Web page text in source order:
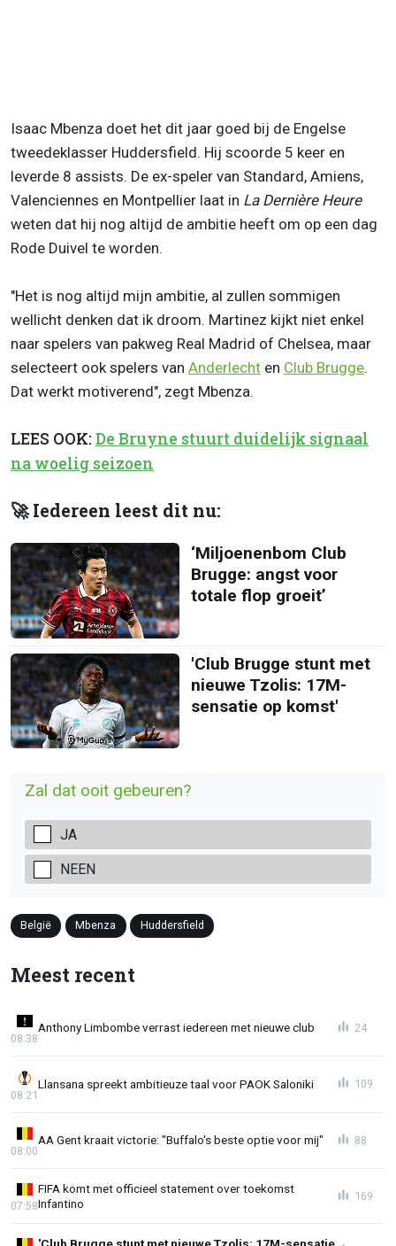
Isaac Mbenza doet het dit jaar goed bij de Engelse
tweedeklasser Huddersfield. Hij scoorde 5 keer en
leverde 8 assists. De ex-speler van Standard, Amiens,
Valenciennes en Montpellier laat in La Dernière Heure
weten dat hij nog altijd de ambitie heeft om op een dag
Rode Duivel te worden.
"Het is nog altijd mijn ambitie, al zullen sommigen
wellicht denken dat ik droom. Martinez kijkt niet enkel
naar spelers van pakweg Real Madrid of Chelsea, maar
selecteert ook spelers van Anderlecht en Club Brugge.
Dat werkt motiverend", zegt Mbenza.
LEES OOK:De Bruyne stuurt duidelijk signaal
na woelig seizoen
🚀 Iedereen leest dit nu:
‘Miljoenenbom Club
Brugge: angst voor
totale flop groeit’
'Club Brugge stunt met
nieuwe Tzolis: 17M-
sensatie op komst'
Zal dat ooit gebeuren?
JA
NEEN
België Mbenza Huddersfield
Meest recent
Anthony Limbombe verrast iedereen met nieuwe club
08:38
24
Llansana spreekt ambitieuze taal voor PAOK Saloniki
08:21
109
AA Gent kraait victorie: "Buffalo's beste optie voor mij"
08:00
88
FIFA komt met officieel statement over toekomst
Infantino
07:58
169